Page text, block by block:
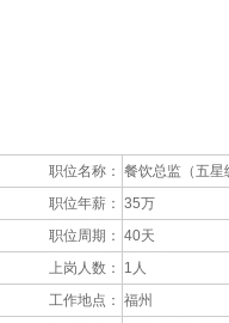
职位名称： 餐饮总监（五星
职位年薪： 35万
职位周期： 40天
上岗人数：
1人
工作地点： 福州